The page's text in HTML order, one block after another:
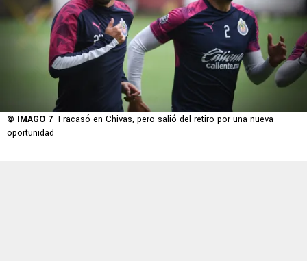
© IMAGO 7 Fracasó en Chivas, pero salió del retiro por una nueva
oportunidad